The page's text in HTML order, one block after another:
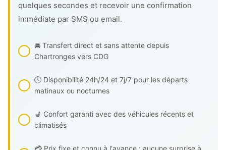
quelques secondes et recevoir une confirmation
immédiate par SMS ou email.
🚘 Transfert direct et sans attente depuis
Chartronges vers CDG
🕓 Disponibilité 24h/24 et 7j/7 pour les départs
matinaux ou nocturnes
💺 Confort garanti avec des véhicules récents et
climatisés
💳 Prix fixe et connu à l'avance : aucune surprise à